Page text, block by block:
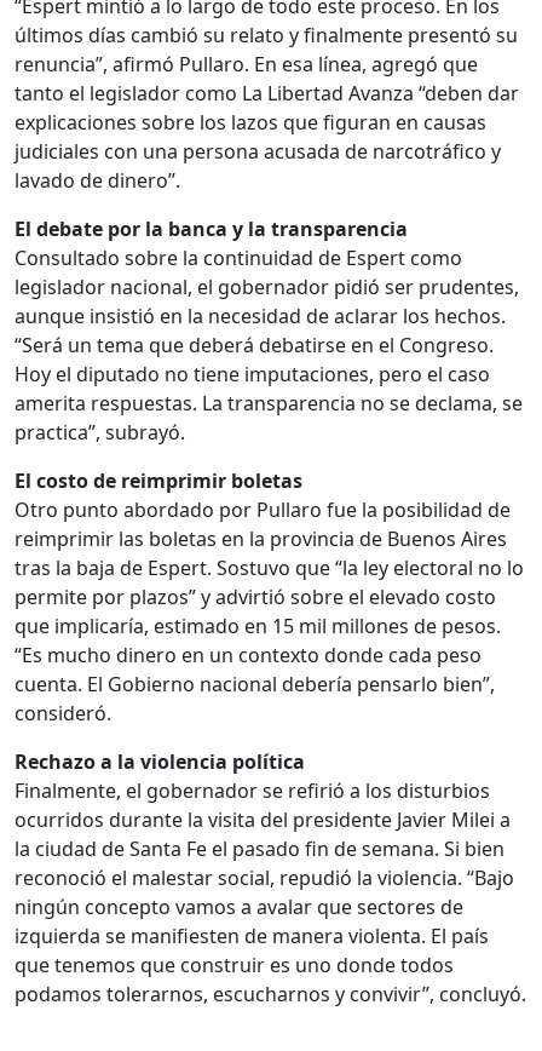
“Espert mintió a lo largo de todo este proceso. En los
últimos días cambió su relato y finalmente presentó su
renuncia”, afirmó Pullaro. En esa línea, agregó que
tanto el legislador como La Libertad Avanza “deben dar
explicaciones sobre los lazos que figuran en causas
judiciales con una persona acusada de narcotráfico y
lavado de dinero”.
El debate por la banca y la transparencia
Consultado sobre la continuidad de Espert como
legislador nacional, el gobernador pidió ser prudentes,
aunque insistió en la necesidad de aclarar los hechos.
“Será un tema que deberá debatirse en el Congreso.
Hoy el diputado no tiene imputaciones, pero el caso
amerita respuestas. La transparencia no se declama, se
practica”, subrayó.
El costo de reimprimir boletas
Otro punto abordado por Pullaro fue la posibilidad de
reimprimir las boletas en la provincia de Buenos Aires
tras la baja de Espert. Sostuvo que “la ley electoral no lo
permite por plazos” y advirtió sobre el elevado costo
que implicaría, estimado en 15 mil millones de pesos.
“Es mucho dinero en un contexto donde cada peso
cuenta. El Gobierno nacional debería pensarlo bien”,
consideró.
Rechazo a la violencia política
Finalmente, el gobernador se refirió a los disturbios
ocurridos durante la visita del presidente Javier Milei a
la ciudad de Santa Fe el pasado fin de semana. Si bien
reconoció el malestar social, repudió la violencia. “Bajo
ningún concepto vamos a avalar que sectores de
izquierda se manifiesten de manera violenta. El país
que tenemos que construir es uno donde todos
podamos tolerarnos, escucharnos y convivir”, concluyó.